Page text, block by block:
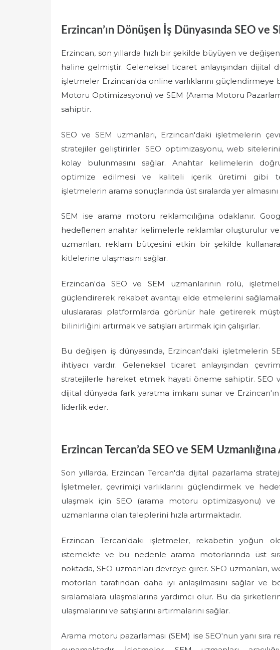
Erzincan’ın Dönüşen İş Dünyasında SEO ve
Erzincan, son yıllarda hızlı bir şekilde büyüyen ve
haline gelmiştir. Geleneksel ticaret anlayışından dijital
işletmeler Erzincan'da online varlıklarını güçlendirmeye
Motoru Optimizasyonu) ve SEM (Arama Motoru
sahiptir.
SEO ve SEM uzmanları, Erzincan'daki işletmelerin
stratejiler geliştirirler. SEO optimizasyonu, web
kolay bulunmasını sağlar. Anahtar kelimelerin
optimize edilmesi ve kaliteli içerik üretimi gibi
işletmelerin arama sonuçlarında üst sıralarda yer
SEM ise arama motoru reklamcılığına odaklanır.
hedeflenen anahtar kelimelerle reklamlar oluşturulur ve
uzmanları, reklam bütçesini etkin bir şekilde
kitlelerine ulaşmasını sağlar.
Erzincan'da SEO ve SEM uzmanlarının rolü,
güçlendirerek rekabet avantajı elde etmelerini
uluslararası platformlarda görünür hale getirerek
bilinirliğini artırmak ve satışları artırmak için çalışırlar.
Bu değişen iş dünyasında, Erzincan'daki işletmelerin
ihtiyacı vardır. Geleneksel ticaret anlayışından
stratejilerle hareket etmek hayati öneme sahiptir. SEO
dijital dünyada fark yaratma imkanı sunar ve
liderlik eder.
Erzincan Tercan’da SEO ve SEM
Son yıllarda, Erzincan Tercan'da dijital pazarlama
İşletmeler, çevrimiçi varlıklarını güçlendirmek ve
ulaşmak için SEO (arama motoru optimizasyonu) ve
uzmanlarına olan taleplerini hızla artırmaktadır.
Erzincan Tercan'daki işletmeler, rekabetin yoğun
istemekte ve bu nedenle arama motorlarında üst
noktada, SEO uzmanları devreye girer. SEO
motorları tarafından daha iyi anlaşılmasını sağlar ve
sıralamalara ulaşmalarına yardımcı olur. Bu da
ulaşmalarını ve satışlarını artırmalarını sağlar.
Arama motoru pazarlaması (SEM) ise SEO'nun yanı sıra